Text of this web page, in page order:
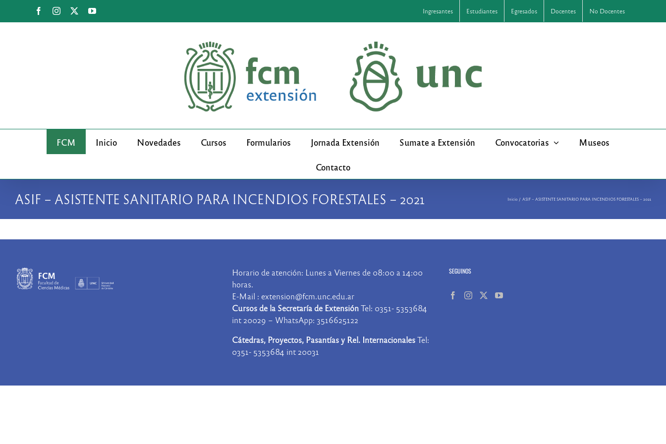
FacebookInstagram YouTube Ingresantes Estudiantes Egresados Docentes No Docentes
FCM Inicio Novedades Cursos Formularios Jornada Extensión Sumate a Extensión Convocatorias Museos
Contacto
ASIF – ASISTENTE SANITARIO PARA INCENDIOS FORESTALES – 2021 Inicio ASIF – ASISTENTE SANITARIO PARA INCENDIOS FORESTALES – 2021
Horario de atención: Lunes a Viernes de 08:00 a 14:00
horas.
E-Mail : extension@fcm.unc.edu.ar
Cursos de la Secretaría de ExtensiónTel: 0351- 5353684
int 20029 – WhatsApp: 3516625122
Cátedras, Proyectos, Pasantías y Rel. InternacionalesTel:
0351- 5353684 int 20031
SEGUINOS